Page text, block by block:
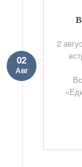
02
Авг
2